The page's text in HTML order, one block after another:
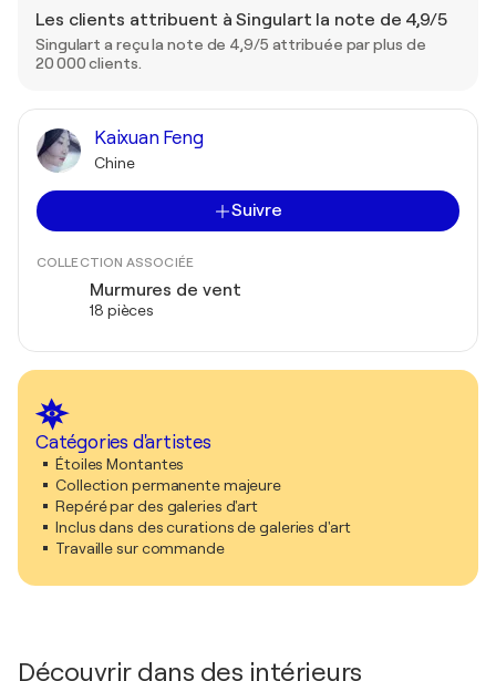
Les clients attribuent à Singulart la note de 4,9/5
Singulart a reçu la note de 4,9/5 attribuée par plus de
20 000 clients.
Kaixuan Feng
Chine
Suivre
COLLECTION ASSOCIÉE
Murmures de vent
18 pièces
Catégories d'artistes
Étoiles Montantes
Collection permanente majeure
Repéré par des galeries d'art
Inclus dans des curations de galeries d'art
Travaille sur commande
Découvrir dans des intérieurs